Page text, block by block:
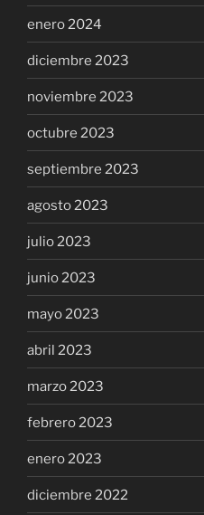
enero 2024
diciembre 2023
noviembre 2023
octubre 2023
septiembre 2023
agosto 2023
julio 2023
junio 2023
mayo 2023
abril 2023
marzo 2023
febrero 2023
enero 2023
diciembre 2022